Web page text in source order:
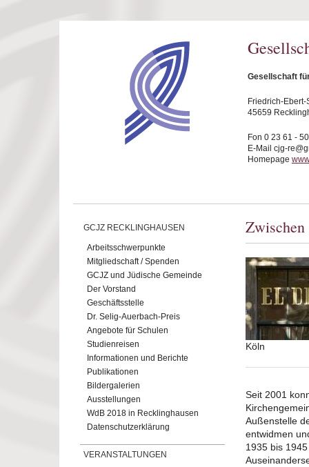
Gesellschaft
Friedrich-Ebert-
45659
Fon 0 23 61 -
E-Mail cjg-
Homepage
GCJZ RECKLINGHAUSEN
Arbeitsschwerpunkte
Mitgliedschaft / Spenden
GCJZ und Jüdische Gemeinde
Der Vorstand
Geschäftsstelle
Dr. Selig-Auerbach-Preis
Angebote für Schulen
Studienreisen
Informationen und Berichte
Publikationen
Bildergalerien
Ausstellungen
WdB 2018 in Recklinghausen
Datenschutzerklärung
VERANSTALTUNGEN
Köln
Seit 2001
Außenstelle
entwidmen
1935 bis